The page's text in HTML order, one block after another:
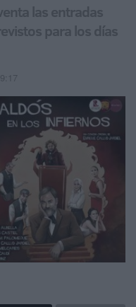
las entradas
para los días